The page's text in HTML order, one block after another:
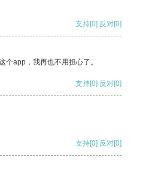
支持[0] 反对[0]
app，我再也不用担心了。
支持[0] 反对[0]
支持[0] 反对[0]